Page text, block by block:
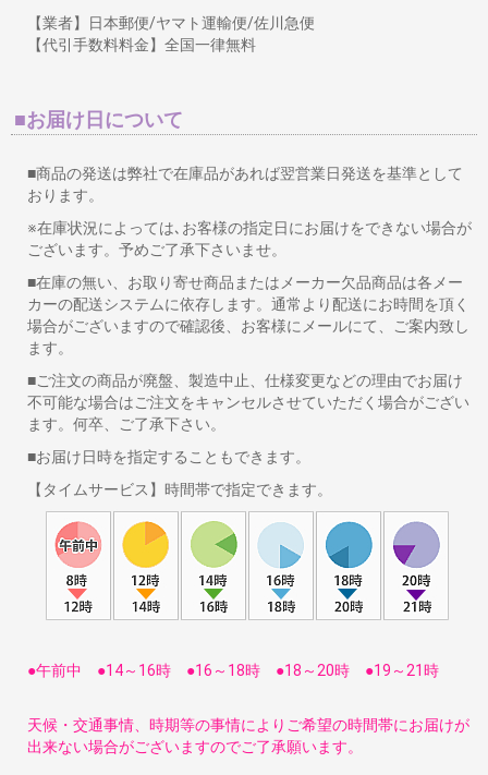
【業者】日本郵便/ヤマト運輸便/佐川急便
【代引手数料料金】全国一律無料
■お届け日について
■商品の発送は弊社で在庫品があれば翌営業日発送を基準として
おります。
※在庫状況によっては､お客様の指定日にお届けをできない場合が
ございます。予めご了承下さいませ。
■在庫の無い、お取り寄せ商品またはメーカー欠品商品は各メー
カーの配送システムに依存します。通常より配送にお時間を頂く
場合がございますので確認後、お客様にメールにて、ご案内致し
ます。
■ご注文の商品が廃盤、製造中止、仕様変更などの理由でお届け
不可能な場合はご注文をキャンセルさせていただく場合がござい
ます。何卒、ご了承下さい。
■お届け日時を指定することもできます。
【タイムサービス】時間帯で指定できます。
●午前中 ●14～16時 ●16～18時 ●18～20時 ●19～21時
天候・交通事情、時期等の事情によりご希望の時間帯にお届けが
出来ない場合がございますのでご了承願います。